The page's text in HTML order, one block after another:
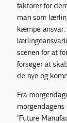
faktorer for
man som
kæmpe
scenen for at
forsøger at
de nye og
Fra
’Future